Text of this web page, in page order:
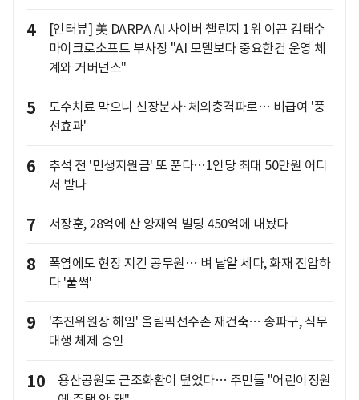
4
[인터뷰] 美 DARPA AI 사이버 챌린지 1위 이끈 김태수
마이크로소프트 부사장 "AI 모델보다 중요한건 운영 체
계와 거버넌스"
5
도수치료 막으니 신장분사·체외충격파로… 비급여 '풍
선효과'
6
추석 전 '민생지원금' 또 푼다…1인당 최대 50만원 어디
서 받나
7 서장훈, 28억에 산 양재역 빌딩 450억에 내놨다
8
폭염에도 현장 지킨 공무원… 벼 낱알 세다, 화재 진압하
다 '풀썩'
9
'추진위원장 해임' 올림픽선수촌 재건축… 송파구, 직무
대행 체제 승인
10
용산공원도 근조화환이 덮었다… 주민들 "어린이정원